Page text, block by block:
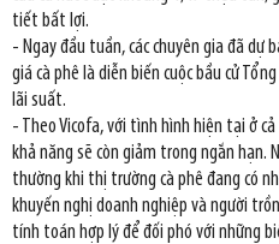
tiết bất lợi.
- Ngay đầu tuần, các chuyên gia đã dự
giá cà phê là diễn biến cuộc bầu cử
lãi suất.
- Theo Vicofa, với tình hình hiện tại ở
khả năng sẽ còn giảm trong ngắn hạn.
thường khi thị trường cà phê đang có
khuyến nghị doanh nghiệp và người
tính toán hợp lý để đối phó với những